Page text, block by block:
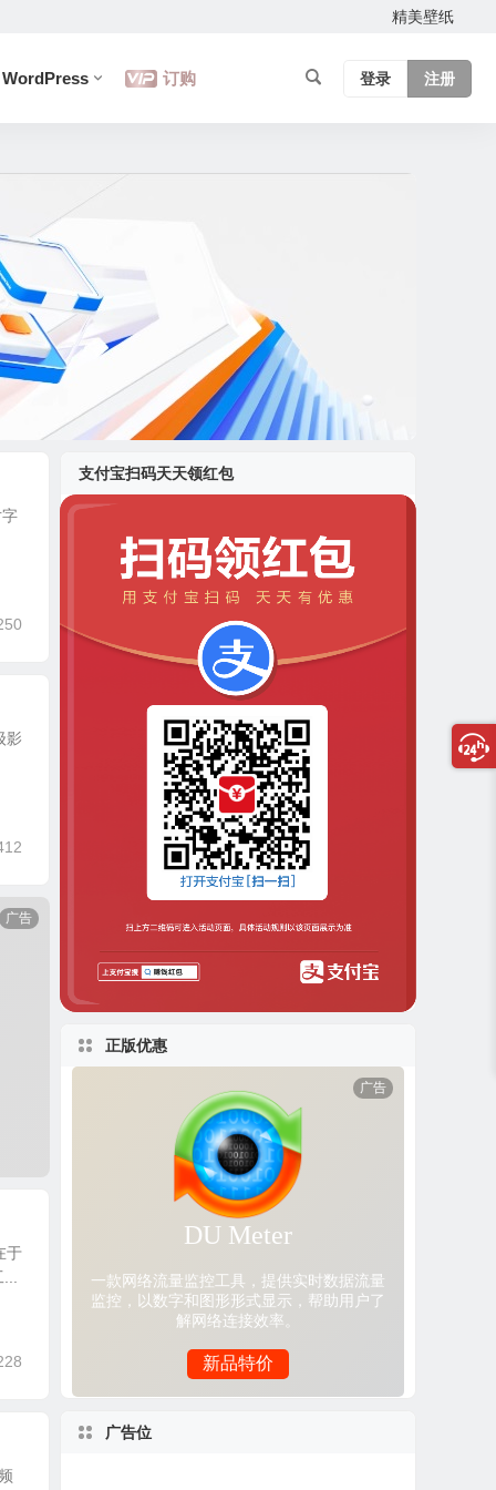
精美壁纸
WordPress 订购 登录 注册
影
于
支付宝扫码天天领红包
正版优惠
广告位